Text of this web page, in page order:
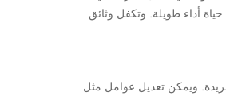
أداء طويلة. وتكفل وثائق
ويمكن تعديل عوامل مثل